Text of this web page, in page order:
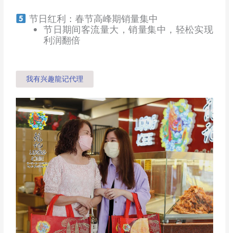
节日红利：春节高峰期销量集中
节日期间客流量大，销量集中，轻松实现
利润翻倍
我有兴趣龍记代理